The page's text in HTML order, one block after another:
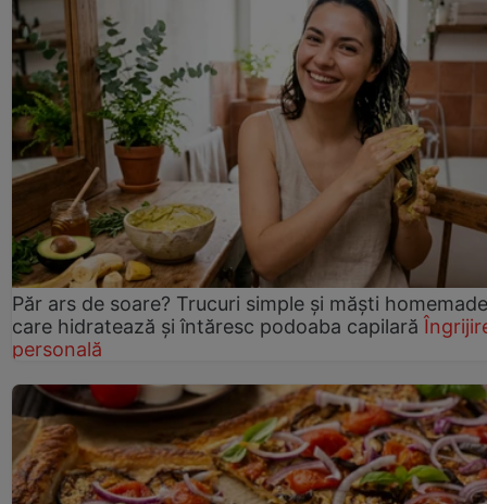
Păr ars de soare? Trucuri simple și măști homemade
care hidratează și întăresc podoaba capilară
personală